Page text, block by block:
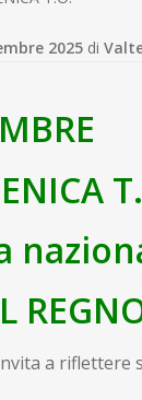
2025 di
a riflettere